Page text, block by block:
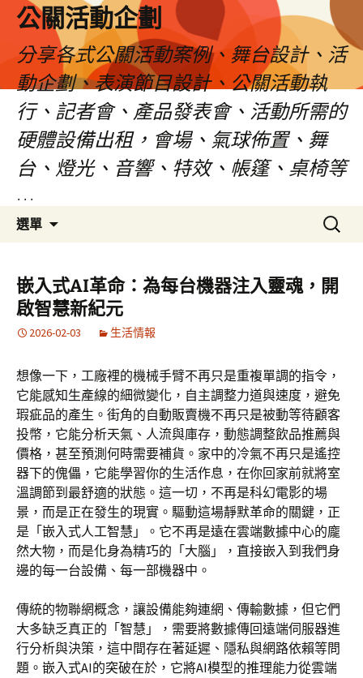
公關活動企劃
分享各式公關活動案例、舞台設計、活
動企劃、表演節目設計、公關活動執
行、記者會、產品發表會、活動所需的
硬體設備出租，會場、氣球佈置、舞
台、燈光、音響、特效、帳篷、桌椅等
…
選單
要
內
容
搜
尋
鍵
字:
嵌入式AI革命：為每台機器注入靈魂，開
啟智慧新紀元
2026-02-03 生活情報
想像一下，工廠裡的機械手臂不再只是重複單調的指令，
它能感知生產線的細微變化，自主調整力道與速度，避免
瑕疵品的產生。街角的自動販賣機不再只是被動等待顧客
投幣，它能分析天氣、人流與庫存，動態調整飲品推薦與
價格，甚至預測何時需要補貨。家中的冷氣不再只是遙控
器下的傀儡，它能學習你的生活作息，在你回家前就將室
溫調節到最舒適的狀態。這一切，不再是科幻電影的場
景，而是正在發生的現實。驅動這場靜默革命的關鍵，正
是「嵌入式人工智慧」。它不再是遠在雲端數據中心的龐
然大物，而是化身為精巧的「大腦」，直接嵌入到我們身
邊的每一台設備、每一部機器中。
傳統的物聯網概念，讓設備能夠連網、傳輸數據，但它們
大多缺乏真正的「智慧」，需要將數據傳回遠端伺服器進
行分析與決策，這中間存在著延遲、隱私與網路依賴等問
題。嵌入式AI的突破在於，它將AI模型的推理能力從雲端